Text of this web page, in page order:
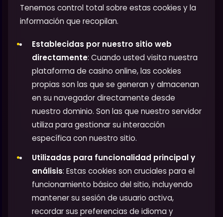
Tenemos control total sobre estas cookies y la
información que recopilan.
Establecidas por nuestro sitio web
directamente: Cuando usted visita nuestra
plataforma de casino online, las cookies
propias son las que se generan y almacenan
en su navegador directamente desde
nuestro dominio. Son las que nuestro servidor
utiliza para gestionar su interacción
específica con nuestro sitio.
Utilizadas para funcionalidad principal y
análisis: Estas cookies son cruciales para el
funcionamiento básico del sitio, incluyendo
mantener su sesión de usuario activa,
recordar sus preferencias de idioma y